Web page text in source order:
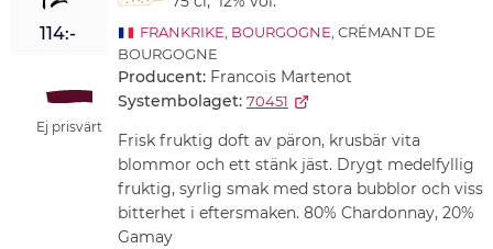
114:-
Ej prisvärt
FRANKRIKE BOURGOGNE , CRÉMANT DE
BOURGOGNE
Producent: Francois Martenot
Systembolaget: 70451
Frisk fruktig doft av päron, krusbär vita
blommor och ett stänk jäst. Drygt medelfyllig
fruktig, syrlig smak med stora bubblor och viss
bitterhet i eftersmaken. 80% Chardonnay, 20%
Gamay